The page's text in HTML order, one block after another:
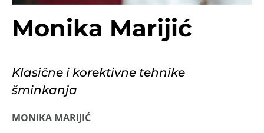
Monika Marijić
Klasične i korektivne tehnike
šminkanja
MONIKA MARIJIĆ